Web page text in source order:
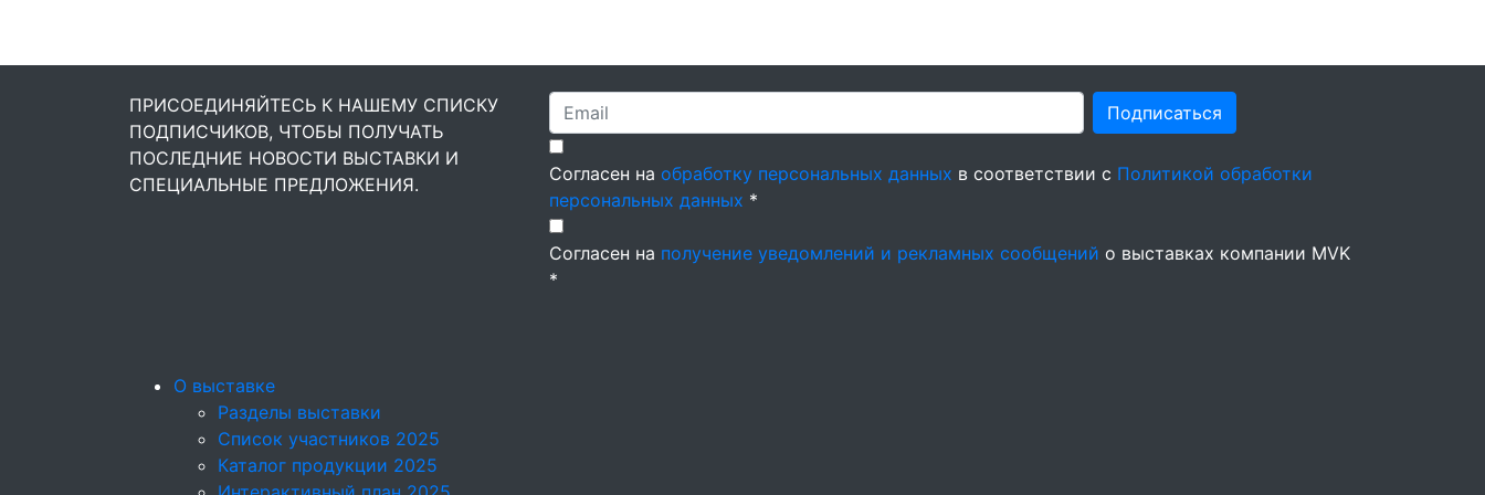
ПРИСОЕДИНЯЙТЕСЬ К НАШЕМУ СПИСКУ
ПОДПИСЧИКОВ, ЧТОБЫ ПОЛУЧАТЬ
ПОСЛЕДНИЕ НОВОСТИ ВЫСТАВКИ И
СПЕЦИАЛЬНЫЕ ПРЕДЛОЖЕНИЯ.
Подписаться
Согласен на обработку персональных данных в соответствии с Политикой обработки
персональных данных *
Согласен на получение уведомлений и рекламных сообщений о выставках компании MVK
*
О выставке
Разделы выставки
Список участников 2025
Каталог продукции 2025